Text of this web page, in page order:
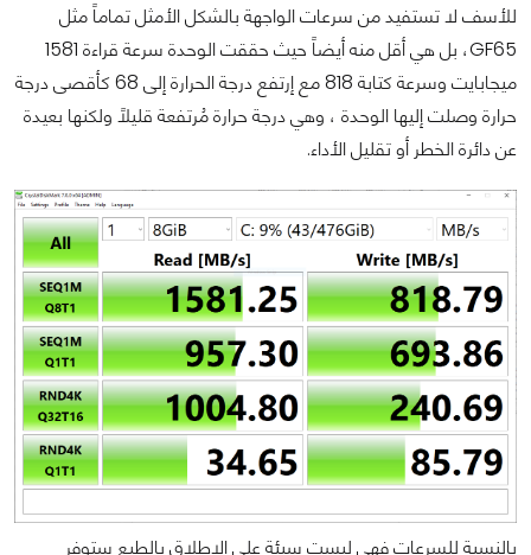
للأسف لا تستفيد من سرعات الواجهة بالشكل الأمثل تماماً مثل
GF65، بل هي أقل منه أيضاً حيث حققت الوحدة سرعة قراءة
1581
ميجابايت وسرعة كتابة 818 مع إرتفع درجة الحرارة إلى 68 كأقصى درجة
حرارة وصلت إليها الوحدة ، وهي درجة حرارة مُرتفعة قليلاً ولكنها بعيدة
عن دائرة الخطر أو تقليل الأداء.
بالنسبة للسرعات فهي ليست سيئة على الإطلاق بالطبع ستوفر